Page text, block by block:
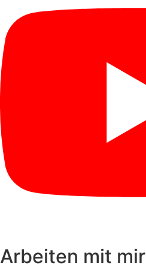
Arbeiten mit mir